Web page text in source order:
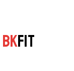
BKFIT